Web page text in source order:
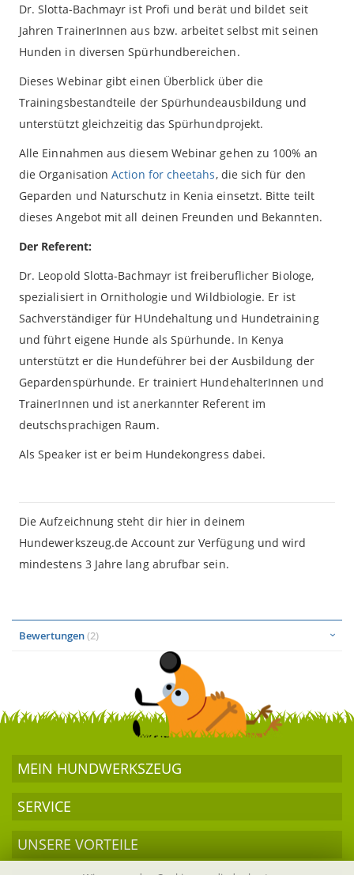
Dr. Slotta-Bachmayr ist Profi und berät und bildet seit
Jahren TrainerInnen aus bzw. arbeitet selbst mit seinen
Hunden in diversen Spürhundbereichen.
Dieses Webinar gibt einen Überblick über die
Trainingsbestandteile der Spürhundeausbildung und
unterstützt gleichzeitig das Spürhundprojekt.
Alle Einnahmen aus diesem Webinar gehen zu 100% an
die OrganisationAction for cheetahs, die sich für den
Geparden und Naturschutz in Kenia einsetzt. Bitte teilt
dieses Angebot mit all deinen Freunden und Bekannten.
Der Referent:
Dr. Leopold Slotta-Bachmayr ist freiberuflicher Biologe,
spezialisiert in Ornithologie und Wildbiologie. Er ist
Sachverständiger für HUndehaltung und Hundetraining
und führt eigene Hunde als Spürhunde. In Kenya
unterstützt er die Hundeführer bei der Ausbildung der
Gepardenspürhunde. Er trainiert HundehalterInnen und
TrainerInnen und ist anerkannter Referent im
deutschsprachigen Raum.
Als Speaker ist er beim Hundekongress dabei.
Die Aufzeichnung steht dir hier in deinem
Hundewerkszeug.de Account zur Verfügung und wird
mindestens 3 Jahre lang abrufbar sein.
Bewertungen 2
MEIN HUND­WERKSZEUG
SERVICE
UNSERE VORTEILE